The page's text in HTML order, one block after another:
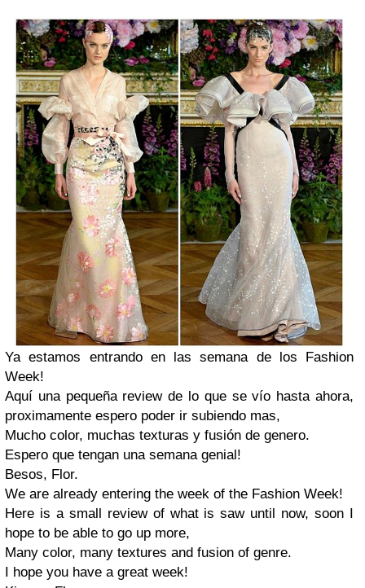
Ya estamos entrando en las semana de los Fashion
Week!
Aquí una pequeña review de lo que se vío hasta ahora,
proximamente espero poder ir subiendo mas,
Mucho color, muchas texturas y fusión de genero.
Espero que tengan una semana genial!
Besos, Flor.
We are already entering the week of the Fashion Week!
Here is a small review of what is saw until now, soon I
hope to be able to go up more,
Many color, many textures and fusion of genre.
I hope you have a great week!